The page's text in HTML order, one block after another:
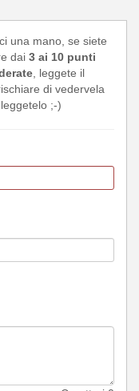
una mano, se siete
dai 3 ai 10 punti
, leggete il
di vedervela
;-)